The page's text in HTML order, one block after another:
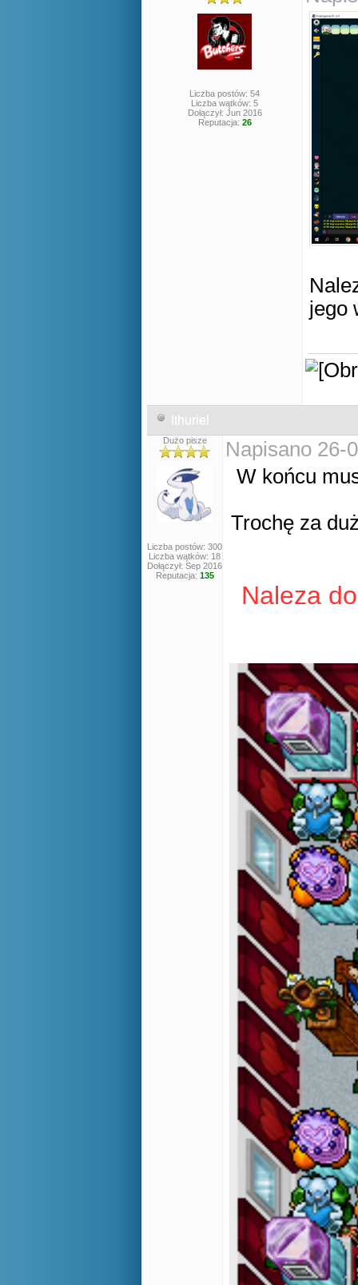
Liczba postów: 54
Liczba wątków: 5
Dołączył: Jun 2016
Reputacja: 26
jego
Ithuriel
Dużo pisze
Liczba postów: 300
Liczba wątków: 18
Dołączył: Sep 2016
Reputacja: 135
Napisano 26-
W końcu
Trochę za
Naleza